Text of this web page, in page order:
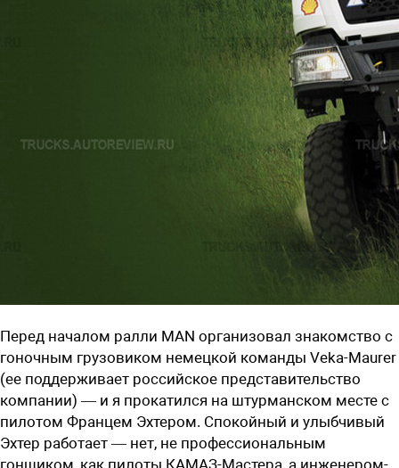
Перед началом ралли MAN организовал знакомство с
гоночным грузовиком немецкой команды Veka-Maurer
(ее поддерживает российское представительство
компании) — и я прокатился на штурманском месте с
пилотом Францем Эхтером. Спокойный и улыбчивый
Эхтер работает — нет, не профессиональным
гонщиком, как пилоты КАМАЗ-Мастера, а инженером-